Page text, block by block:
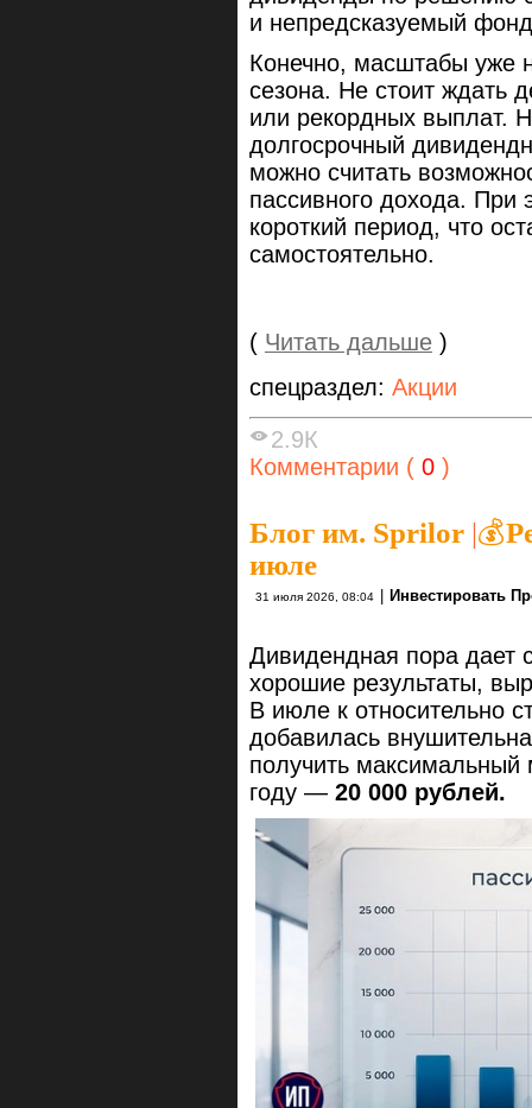
и непредсказуемый
Конечно, масштабы уже
сезона. Не стоит ждать
или рекордных выплат.
долгосрочный
можно считать
пассивного дохода. При
короткий период, что
самостоятельно.
( Читать дальше )
спецраздел: Акции
2.9К
Комментарии ( 0 )
Блог им. Sprilor |
июле
31 июля 2026, 08:04 Инвестировать
Дивидендная пора дает
хорошие результаты,
В июле к относительно
добавилась
получить
году — 20 000 рублей.